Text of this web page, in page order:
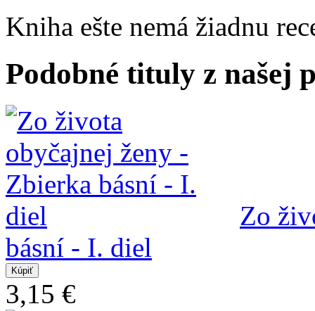
Kniha ešte nemá žiadnu
Podobné tituly z našej
Zo
básní - I. diel
3,15 €